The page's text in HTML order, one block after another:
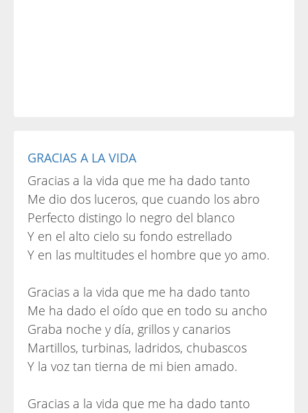
GRACIAS A LA VIDA
Gracias a la vida que me ha dado tanto
Me dio dos luceros, que cuando los abro
Perfecto distingo lo negro del blanco
Y en el alto cielo su fondo estrellado
Y en las multitudes el hombre que yo amo.
Gracias a la vida que me ha dado tanto
Me ha dado el oído que en todo su ancho
Graba noche y día, grillos y canarios
Martillos, turbinas, ladridos, chubascos
Y la voz tan tierna de mi bien amado.
Gracias a la vida que me ha dado tanto